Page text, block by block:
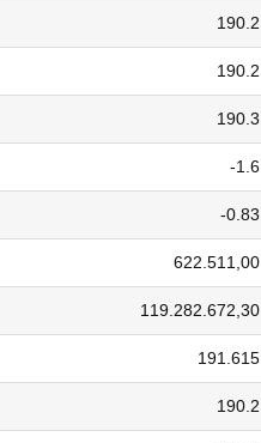
190.2
190.2
190.3
-1.6
-0.83
622.511,00
119.282.672,30
191.615
190.2